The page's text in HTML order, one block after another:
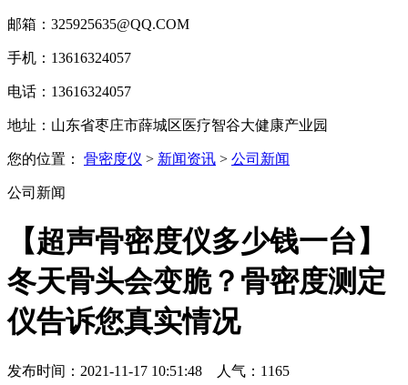
邮箱：325925635@QQ.COM
手机：13616324057
电话：13616324057
地址：山东省枣庄市薛城区医疗智谷大健康产业园
您的位置： 骨密度仪 > 新闻资讯 > 公司新闻
公司新闻
【超声骨密度仪多少钱一台】
冬天骨头会变脆？骨密度测定
仪告诉您真实情况
发布时间：2021-11-17 10:51:48 人气： 1165